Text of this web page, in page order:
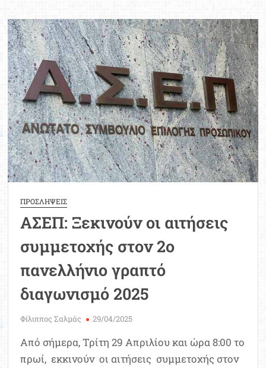
2o
πανελλήνιο
γραπτό
διαγωνισμό
ΑΣΕΠ
ΠΡΟΣΛΗΨΕΙΣ
ΑΣΕΠ: Ξεκινούν οι αιτήσεις
συμμετοχής στον 2ο
πανελλήνιο γραπτό
διαγωνισμό 2025
Φίλιππος Σαλμάς 29/04/2025
Από σήμερα, Τρίτη 29 Απριλίου και ώρα 8:00 το
πρωί, εκκινούν οι αιτήσεις συμμετοχής στον